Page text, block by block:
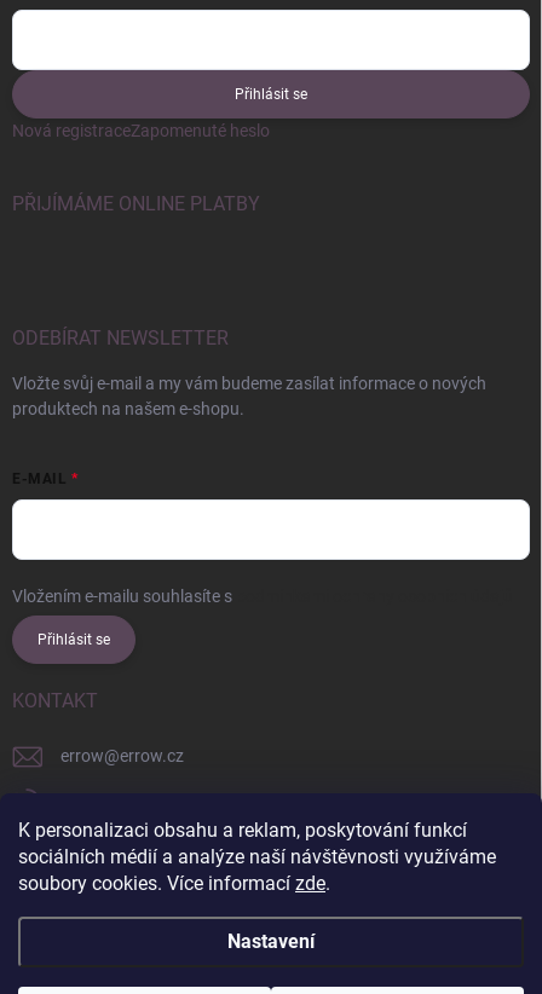
K personalizaci obsahu a reklam, poskytování funkcí
sociálních médií a analýze naší návštěvnosti využíváme
soubory cookies. Více informací zde.
Nastavení
Přihlásit se
Nová registraceZapomenuté heslo
PŘIJÍMÁME ONLINE PLATBY
ODEBÍRAT NEWSLETTER
Vložte svůj e-mail a my vám budeme zasílat informace o nových
produktech na našem e-shopu.
E-MAIL
Vložením e-mailu souhlasíte s
Přihlásit se
KONTAKT
errow@errow.cz
explore/locations/957228892/